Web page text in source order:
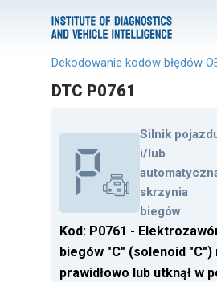
Dekodowanie kodów błędów
DTC P0761
Silnik
i/lub
skrzynia
biegów
Kod: P0761 -
biegów "C" (solenoid "C")
prawidłowo lub utknął w